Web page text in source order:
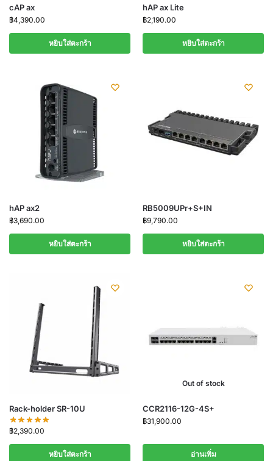
cAP ax
฿4,390.00
หยิบใส่ตะกร้า
hAP ax Lite
฿2,190.00
หยิบใส่ตะกร้า
hAP ax2
฿3,690.00
หยิบใส่ตะกร้า
RB5009UPr+S+IN
฿9,790.00
หยิบใส่ตะกร้า
Rack-holder SR-10U
฿2,390.00
หยิบใส่ตะกร้า
Out of stock
CCR2116-12G-4S+
฿31,900.00
อ่านเพิ่ม